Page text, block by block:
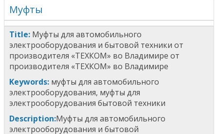
Муфты
Title: Муфты для автомобильного
электрооборудования и бытовой техники от
производителя «ТЕХКОМ» во Владимире от
производителя «ТЕХКОМ» во Владимире
Keywords: муфты для автомобильного
электрооборудования, муфты для
электрооборудования бытовой техники
Description:Муфты для автомобильного
электрооборудования и бытовой